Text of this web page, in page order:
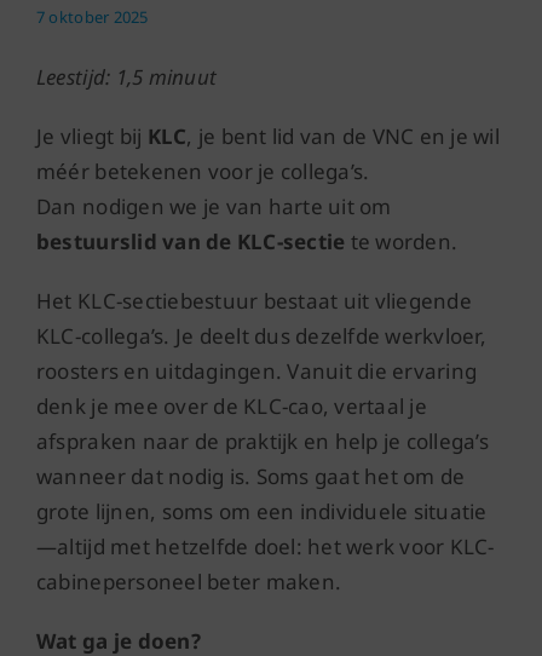
Maatschappijen
7 oktober 2025
Leestijd: 1,5 minuut
Je vliegt bij KLC, je bent lid van de VNC en je wil
méér betekenen voor je collega’s.
Dan nodigen we je van harte uit om
bestuurslid van de KLC-sectie te worden.
Het KLC-sectiebestuur bestaat uit vliegende
KLC-collega’s. Je deelt dus dezelfde werkvloer,
roosters en uitdagingen. Vanuit die ervaring
denk je mee over de KLC-cao, vertaal je
afspraken naar de praktijk en help je collega’s
wanneer dat nodig is. Soms gaat het om de
grote lijnen, soms om een individuele situatie
—altijd met hetzelfde doel: het werk voor KLC-
cabinepersoneel beter maken.
Wat ga je doen?